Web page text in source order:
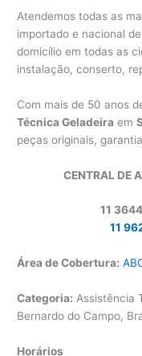
Atendemos todas as
importado e nacional
domicílio em todas as
instalação, conserto,
Com mais de 50 anos
Técnica Geladeira em
peças originais,
CENTRAL DE
11
11
Área de Cobertura:
Categoria: Assistência
Bernardo do Campo,
Horários